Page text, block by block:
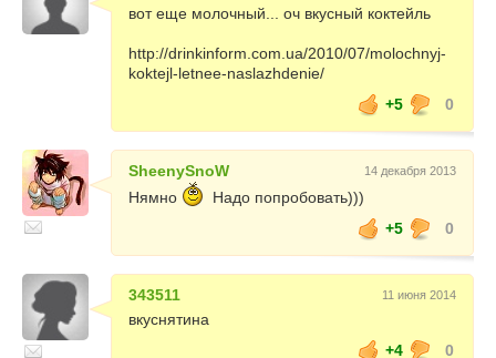
вот еще молочный... оч вкусный коктейль
http://drinkinform.com.ua/2010/07/molochnyj-
koktejl-letnee-naslazhdenie/
+5
0
SheenySnoW 14 декабря 2013
Нямно
Надо попробовать)))
+5
0
343511 11 июня 2014
вкуснятина
+4
0